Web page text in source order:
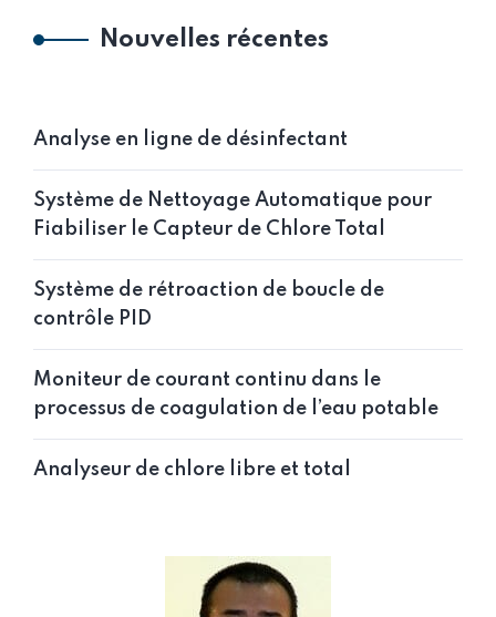
Nouvelles récentes
Analyse en ligne de désinfectant
Système de Nettoyage Automatique pour
Fiabiliser le Capteur de Chlore Total
Système de rétroaction de boucle de
contrôle PID
Moniteur de courant continu dans le
processus de coagulation de l’eau potable
Analyseur de chlore libre et total